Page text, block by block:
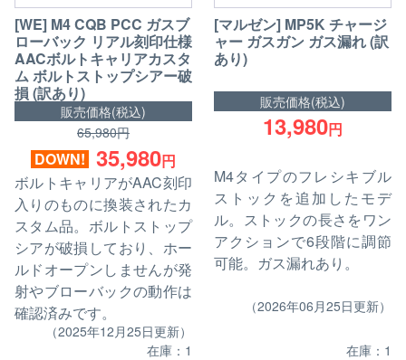
[WE] M4 CQB PCC ガスブ
ローバック リアル刻印仕様
AACボルトキャリアカスタ
ム ボルトストップシアー破
損 (訳あり)
販売価格(税込)
65,980円
DOWN! 35,980円
ボルトキャリアがAAC刻印
入りのものに換装されたカ
スタム品。ボルトストップ
シアが破損しており、ホー
ルドオープンしませんが発
射やブローバックの動作は
確認済みです。
（2025年12月25日更新）
在庫：1
[マルゼン] MP5K チャージ
ャー ガスガン ガス漏れ (訳
あり)
販売価格(税込)
13,980円
M4タイプのフレシキブル
ストックを追加したモデ
ル。ストックの長さをワン
アクションで6段階に調節
可能。ガス漏れあり。
（2026年06月25日更新）
在庫：1